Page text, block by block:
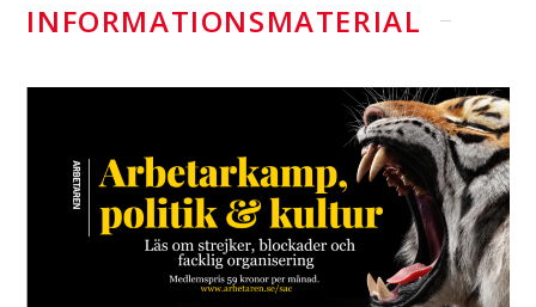
INFORMATIONSMATERIAL